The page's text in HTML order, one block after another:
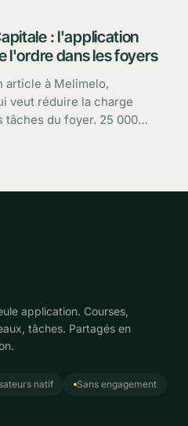
: l'application
l'ordre dans les foyers
article à Melimelo,
veut réduire la charge
tâches du foyer. 25 000
application. Courses,
tâches. Partagés en
natif
Sans engagement